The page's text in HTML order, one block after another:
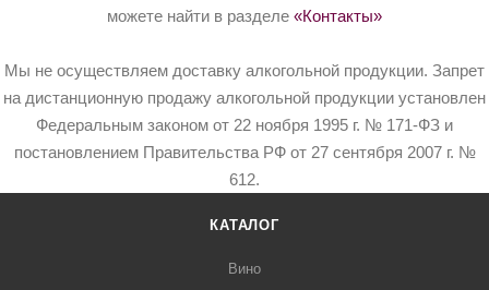
можете найти в разделе «Контакты»
Мы не осуществляем доставку алкогольной продукции. Запрет
на дистанционную продажу алкогольной продукции установлен
Федеральным законом от 22 ноября 1995 г. № 171-ФЗ и
постановлением Правительства РФ от 27 сентября 2007 г. №
612.
КАТАЛОГ
Вино